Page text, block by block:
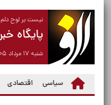
نیست بر لوح
پایگاه
شنبه ۱۷ مرداد ۱۴۰۵ برابر با ۰۸ آگوست ۲۰۲۶
سیاسی اقتصادی